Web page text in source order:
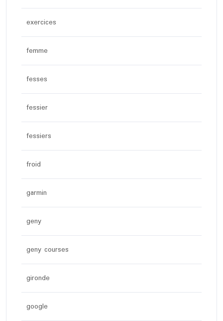
exercices
femme
fesses
fessier
fessiers
froid
garmin
geny
geny courses
gironde
google